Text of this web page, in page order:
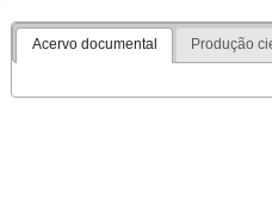
Acervo documental Produção